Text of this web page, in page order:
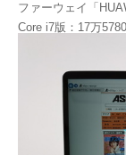
ファーウェイ「
Core i7版：17万